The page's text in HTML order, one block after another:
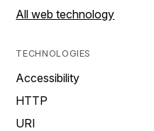
All web technology
TECHNOLOGIES
Accessibility
HTTP
URI